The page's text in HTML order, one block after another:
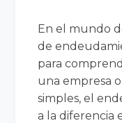
En el mundo
de
para
una empresa
simples, el
a la diferencia